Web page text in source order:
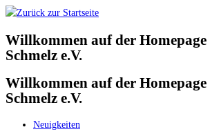
Zum
springen
Willkommen auf der Homepage
Schmelz e.V.
Willkommen auf der Homepage
Schmelz e.V.
Neuigkeiten